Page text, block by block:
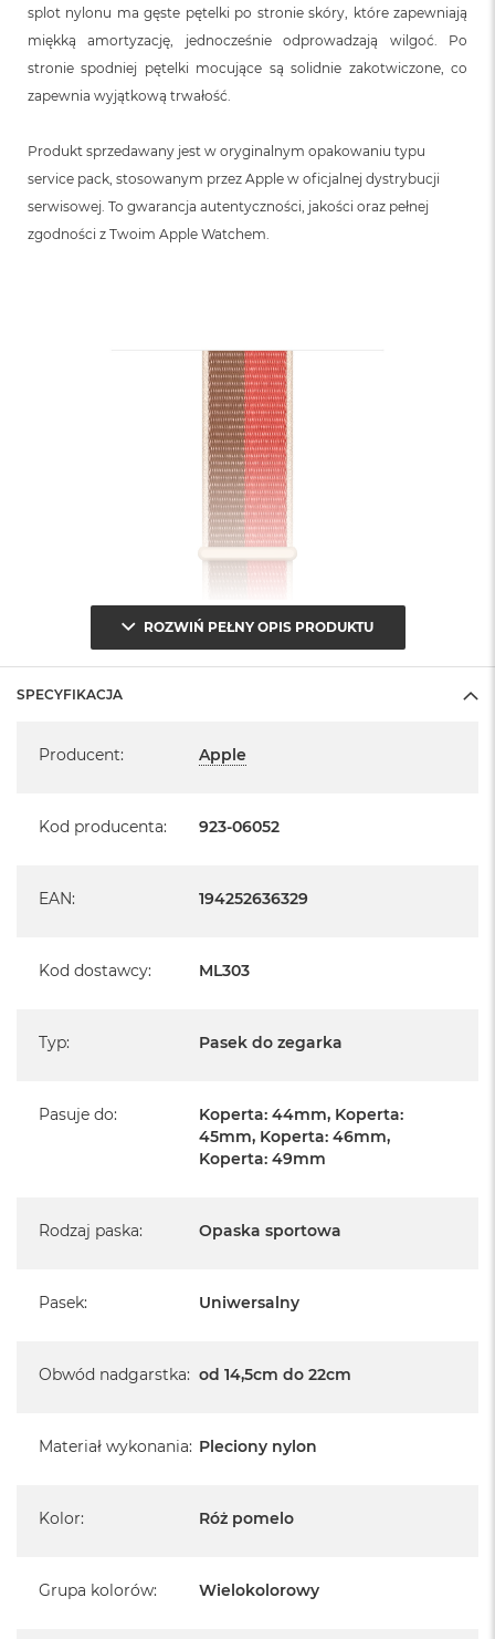
splot nylonu ma gęste pętelki po stronie skóry, które zapewniają
miękką amortyzację, jednocześnie odprowadzają wilgoć. Po
stronie spodniej pętelki mocujące są solidnie zakotwiczone, co
zapewnia wyjątkową trwałość.
Produkt sprzedawany jest w oryginalnym opakowaniu typu
service pack, stosowanym przez Apple w oficjalnej dystrybucji
serwisowej. To gwarancja autentyczności, jakości oraz pełnej
zgodności z Twoim Apple Watchem.
ROZWIŃ PEŁNY OPIS PRODUKTU
SPECYFIKACJA
Producent: Apple
Kod producenta: 923-06052
EAN: 194252636329
Kod dostawcy: ML303
Typ: Pasek do zegarka
Pasuje do:
Koperta: 44mm, Koperta:
45mm, Koperta: 46mm,
Koperta: 49mm
Rodzaj paska: Opaska sportowa
Pasek: Uniwersalny
Obwód nadgarstka: od 14,5cm do 22cm
Materiał wykonania: Pleciony nylon
Kolor: Róż pomelo
Grupa kolorów: Wielokolorowy